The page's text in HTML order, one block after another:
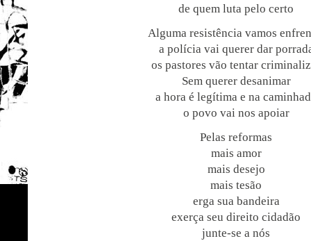
de quem luta pelo certo
Alguma resistência vamos
a polícia vai querer dar
os pastores vão tentar
Sem querer desanimar
a hora é legítima e na
o povo vai nos apoiar
Pelas reformas
mais amor
mais desejo
mais tesão
erga sua bandeira
exerça seu direito cidadão
junte-se a nós